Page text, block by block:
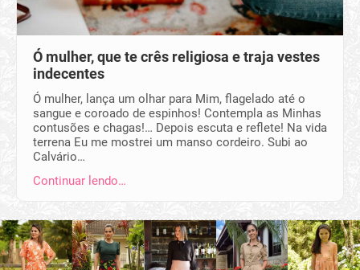
Ó mulher, que te crês religiosa e traja vestes
indecentes
Ó mulher, lança um olhar para Mim, flagelado até o
sangue e coroado de espinhos! Contempla as Minhas
contusões e chagas!… Depois escuta e reflete! Na vida
terrena Eu me mostrei um manso cordeiro. Subi ao
Calvário…
Continuar lendo…